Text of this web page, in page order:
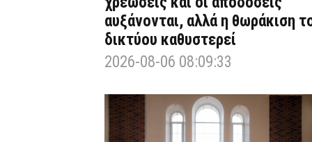
αυξάνονται, αλλά η θωράκιση
δικτύου καθυστερεί
2026-08-06 08:09:33